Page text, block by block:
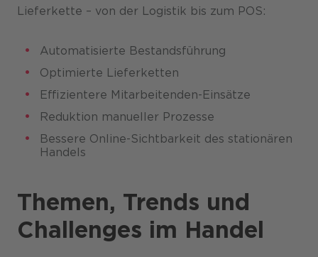
Lieferkette – von der Logistik bis zum POS:
Automatisierte Bestandsführung
Optimierte Lieferketten
Effizientere Mitarbeitenden-Einsätze
Reduktion manueller Prozesse
Bessere Online-Sichtbarkeit des stationären
Handels
Themen, Trends und
Challenges im Handel